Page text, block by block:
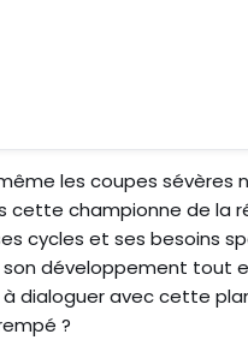
les coupes sévères
cette championne de la
cycles et ses besoins
développement tout
à dialoguer avec cette
?